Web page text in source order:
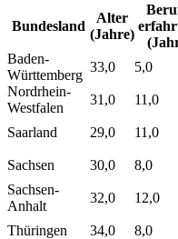
Bundesland
Alter
(Jahre)
Baden-
Württemberg
33,0 5,0
Nordrhein-
Westfalen
31,0 11,0
Saarland
29,0 11,0
Sachsen
30,0 8,0
Sachsen-
Anhalt
32,0 12,0
Thüringen
34,0 8,0